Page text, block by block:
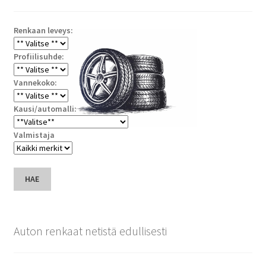
Renkaan leveys:
Profiilisuhde:
Vannekoko:
Kausi/automalli:
Valmistaja
HAE
Auton renkaat netistä edullisesti